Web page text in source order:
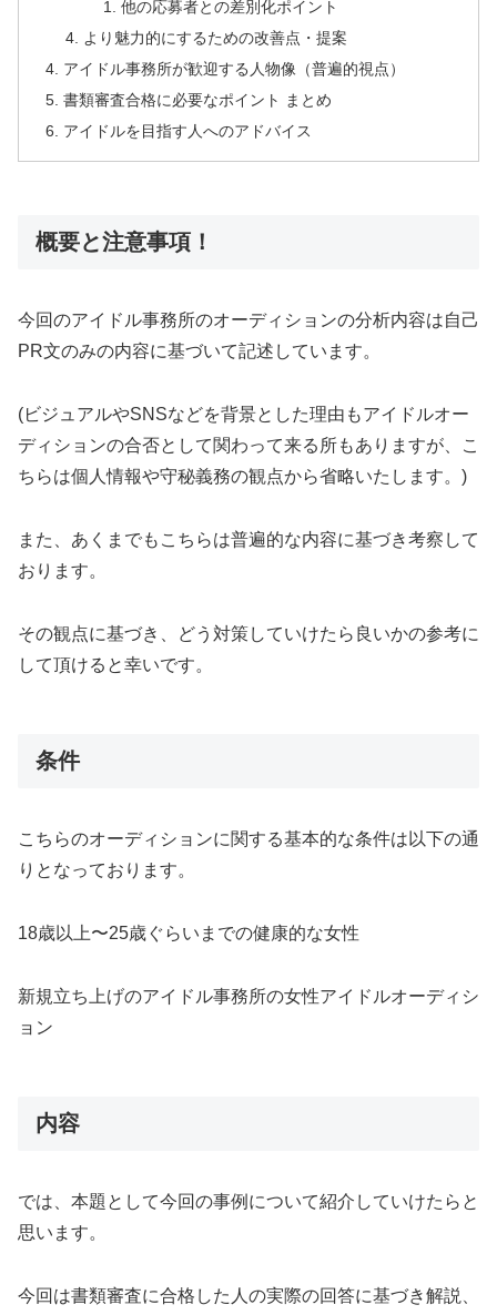
他の応募者との差別化ポイント
より魅力的にするための改善点・提案
アイドル事務所が歓迎する人物像（普遍的視点）
書類審査合格に必要なポイント まとめ
アイドルを目指す人へのアドバイス
概要と注意事項！
今回のアイドル事務所のオーディションの分析内容は自己
PR文のみの内容に基づいて記述しています。
(ビジュアルやSNSなどを背景とした理由もアイドルオー
ディショ ンの合否として関わって来る所もありますが、
こ
ちらは個人情報や守秘義務の観点から省略いたします。)
また、 あくまでもこちらは普遍的な内容に基づき考察して
おります。
その観点に基づき、
どう対策していけたら良いかの参考に
して頂けると幸いです。
条件
こちらのオーディションに関する基本的な条件は以下の通
りとなっております。
18歳以上〜25歳ぐらいまでの健康的な女性
新規立ち上げのアイドル事務所の女性アイドルオーディシ
ョン
内容
では、 本題として今回の事例について紹介していけたらと
思います。
今回は書類審査に合格した人の実際の回答に基づき解説、